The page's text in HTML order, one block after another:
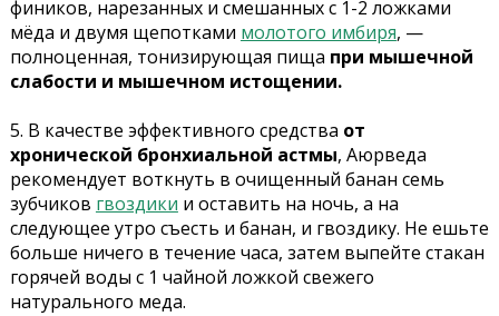
фиников, нарезанных и смешанных с 1-2 ложками
мёда и двумя щепотками молотого имбиря, —
полноценная, тонизирующая пища при мышечной
слабости и мышечном истощении.
5. В качестве эффективного средства от
хронической бронхиальной астмы, Аюрведа
рекомендует воткнуть в очищенный банан семь
зубчиков гвоздики и оставить на ночь, а на
следующее утро съесть и банан, и гвоздику. Не ешьте
больше ничего в течение часа, затем выпейте стакан
горячей воды с 1 чайной ложкой свежего
натурального меда.